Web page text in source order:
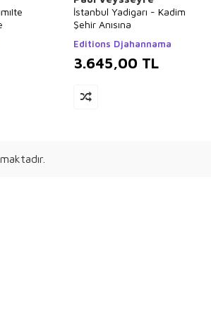
İstanbul Yadigarı - Kadim
Şehir Anısına
Editions Djahannama
3.645,00 TL